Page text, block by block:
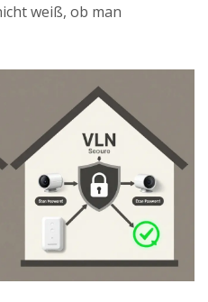
weiß, ob man